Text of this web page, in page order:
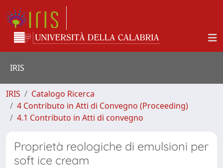
IRIS
IRIS
Catalogo Ricerca
4 Contributo in Atti di Convegno (Proceeding)
4.1 Contributo in Atti di convegno
Proprietà reologiche di emulsioni per
soft ice cream